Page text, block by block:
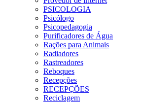
PSICOLOGIA
Psicólogo
Psicopedagogia
Purificadores de Água
Rações para Animais
Radiadores
Rastreadores
Reboques
Recepções
RECEPÇÕES
Reciclagem